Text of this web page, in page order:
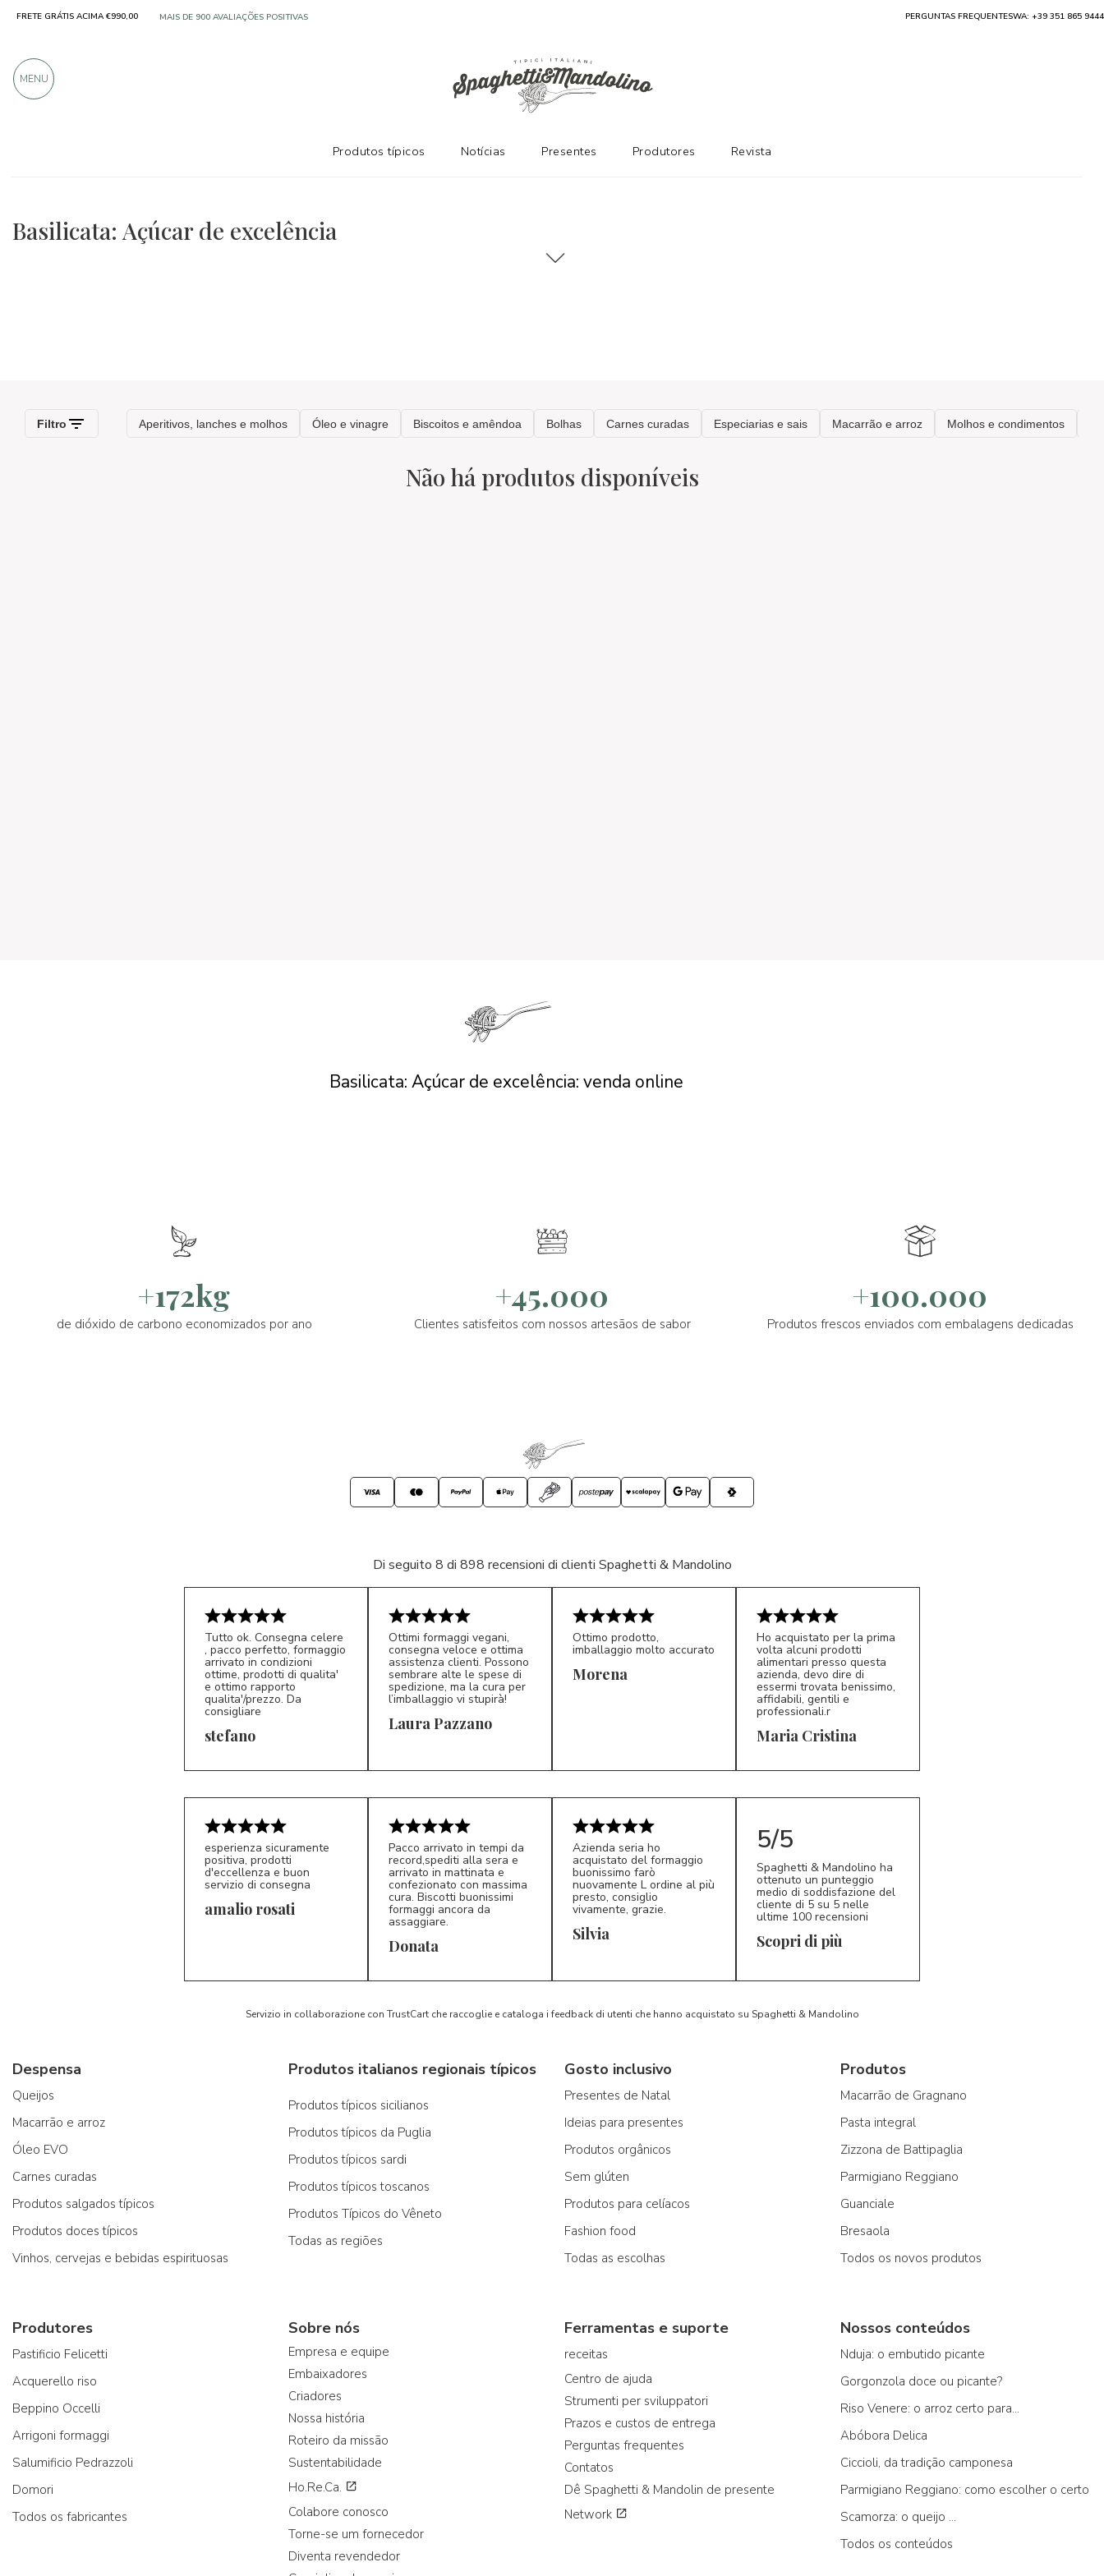
Basilicata: Açúcar de excelência
Não há produtos disponíveis
Basilicata: Açúcar de excelência: venda online
+172kg
de dióxido de carbono economizados por ano
+45.000
Clientes satisfeitos com nossos artesãos de sabor
+100.000
Produtos frescos enviados com embalagens dedicadas
Di seguito 8 di 898 recensioni di clienti Spaghetti & Mandolino
S*
Tutto ok. Consegna celere
, pacco perfetto, formaggio
arrivato in condizioni
ottime, prodotti di qualita'
e ottimo rapporto
qualita'/prezzo. Da
consigliare
stefano LP 5/5
Ottimi formaggi vegani,
consegna veloce e ottima
assistenza clienti. Possono
sembrare alte le spese di
spedizione, ma la cura per
l’imballaggio vi stupirà!
Laura Pazzano
Ottimo prodotto,
imballaggio molto accurato
Morena
MC 5/5
Ho acquistato per la prima
volta alcuni prodotti
alimentari presso questa
azienda, devo dire di
essermi trovata benissimo,
affidabili, gentili e
professionali.r
Maria Cristina
esperienza sicuramente
positiva, prodotti
d'eccellenza e buon
servizio di consegna
amalio rosati
D*
Pacco arrivato in tempi da
record,spediti alla sera e
arrivato in mattinata e
confezionato con massima
cura. Biscotti buonissimi
formaggi ancora da
assaggiare.
Donata S*
Azienda seria ho
acquistato del formaggio
buonissimo farò
nuovamente L ordine al più
presto, consiglio
vivamente, grazie.
Silvia
5/5
Spaghetti & Mandolino ha
ottenuto un punteggio
medio di soddisfazione del
cliente di 5 su 5 nelle
ultime 100 recensioni
Scopri di più
Servizio in collaborazione con TrustCart che raccoglie e cataloga i feedback di utenti che hanno acquistato su Spaghetti & Mandolino
Despensa
Queijos
Macarrão e arroz
Óleo EVO
Carnes curadas
Produtos salgados típicos
Produtos doces típicos
Vinhos, cervejas e bebidas espirituosas
Produtos italianos regionais típicos
Produtos típicos sicilianos
Produtos típicos da Puglia
Produtos típicos sardi
Produtos típicos toscanos
Produtos Típicos do Vêneto
Todas as regiões
Gosto inclusivo
Presentes de Natal
Ideias para presentes
Produtos orgânicos
Sem glúten
Produtos para celíacos
Fashion food
Todas as escolhas
Produtos
Macarrão de Gragnano
Pasta integral
Zizzona de Battipaglia
Parmigiano Reggiano
Guanciale
Bresaola
Todos os novos produtos
Produtores
Pastificio Felicetti
Acquerello riso
Beppino Occelli
Arrigoni formaggi
Salumificio Pedrazzoli
Domori
Todos os fabricantes
Sobre nós
Empresa e equipe
Embaixadores
Criadores
Nossa história
Roteiro da missão
Sustentabilidade
Ho.Re.Ca.
Colabore conosco
Torne-se um fornecedor
Diventa revendedor
Ferramentas e suporte
receitas
Centro de ajuda
Strumenti per sviluppatori
Prazos e custos de entrega
Perguntas frequentes
Contatos
Dê Spaghetti & Mandolin de presente
Network
Nossos conteúdos
Nduja: o embutido picante
Gorgonzola doce ou picante?
Riso Venere: o arroz certo para...
Abóbora Delica
Ciccioli, da tradição camponesa
Parmigiano Reggiano: como escolher o certo
Scamorza: o queijo ...
Todos os conteúdos
FRETE GRÁTIS ACIMA €990,00 MAIS DE 900 AVALIAÇÕES POSITIVAS PERGUNTAS FREQUENTESWA: +39 351 865 9444
MENU
Produtos típicos Notícias Presentes Produtores Revista